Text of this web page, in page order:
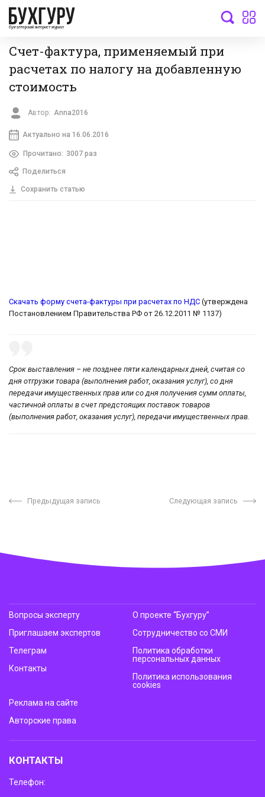
бухгалтерский интернет-журнал
Счет-фактура, применяемый при
расчетах по налогу на добавленную
стоимость
Автор: Anna2016
Актуально на 16.06.2016
Прочитано: 3007 раз
Поделиться
Сохранить статью
Скачать форму счета-фактуры при расчетах по НДС (утверждена
Постановлением Правительства РФ от 26.12.2011 № 1137)
Срок выставления – не позднее пяти календарных дней, считая со
дня отгрузки товара (выполнения работ, оказания услуг), со дня
передачи имущественных прав или со дня получения сумм оплаты,
частичной оплаты в счет предстоящих поставок товаров
(выполнения работ, оказания услуг), передачи имущественных прав.
Предыдущая запись Следующая запись
Вопросы эксперту
Приглашаем экспертов
Телеграм
Контакты
О проекте “Бухгуру”
Сотрудничество со СМИ
Политика обработки
персональных данных
Политика использования
cookies
Реклама на сайте
Авторские права
КОНТАКТЫ
Телефон: